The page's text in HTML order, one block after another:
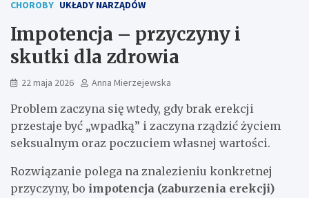
CHOROBY UKŁADY NARZĄDÓW
Impotencja – przyczyny i
skutki dla zdrowia
22 maja 2026 Anna Mierzejewska
Problem zaczyna się wtedy, gdy brak erekcji
przestaje być „wpadką” i zaczyna rządzić życiem
seksualnym oraz poczuciem własnej wartości.
Rozwiązanie polega na znalezieniu konkretnej
przyczyny, bo impotencja (zaburzenia erekcji)